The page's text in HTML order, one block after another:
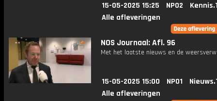
15-05-2025 15:25 NPO2
Alle afleveringen
NOS Journaal: Afl. 96
Met het laatste nieuws en de
15-05-2025 15:00 NPO1
Alle afleveringen